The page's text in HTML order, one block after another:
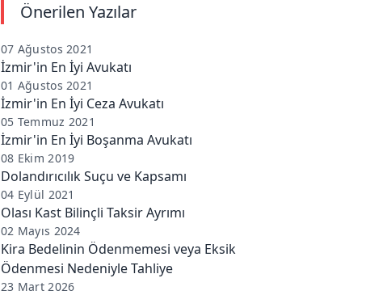
Önerilen Yazılar
07 Ağustos 2021
İzmir'in En İyi Avukatı
01 Ağustos 2021
İzmir'in En İyi Ceza Avukatı
05 Temmuz 2021
İzmir'in En İyi Boşanma Avukatı
08 Ekim 2019
Dolandırıcılık Suçu ve Kapsamı
04 Eylül 2021
Olası Kast Bilinçli Taksir Ayrımı
02 Mayıs 2024
Kira Bedelinin Ödenmemesi veya Eksik
Ödenmesi Nedeniyle Tahliye
23 Mart 2026